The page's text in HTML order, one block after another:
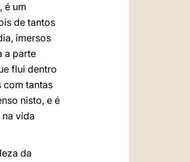
é um
de tantos
imersos
a parte
flui dentro
com tantas
nisto, e é
vida
da